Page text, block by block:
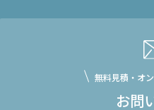
無料見積・オ
お問